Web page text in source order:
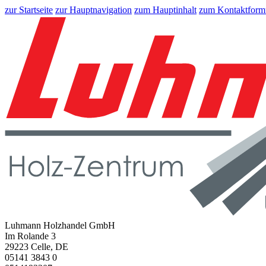
zur Startseite zur Hauptnavigation zum Hauptinhalt zum
Luhmann Holzhandel GmbH
Im Rolande 3
29223 Celle, DE
05141 3843 0